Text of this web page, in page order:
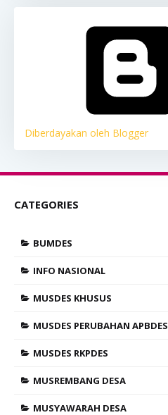
Diberdayakan oleh Blogger
CATEGORIES
BUMDES
INFO NASIONAL
MUSDES KHUSUS
MUSDES PERUBAHAN APBDES
MUSDES RKPDES
MUSREMBANG DESA
MUSYAWARAH DESA